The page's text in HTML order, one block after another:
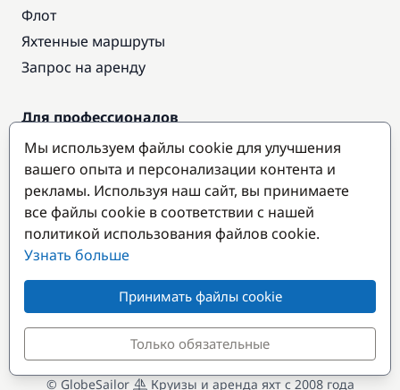
Флот
Яхтенные маршруты
Запрос на аренду
Для профессионалов
Доступ про
Стать партнером
Популярные направления
© GlobeSailor Круизы и аренда яхт с 2008 года
Мы используем файлы cookie для улучшения
вашего опыта и персонализации контента и
рекламы. Используя наш сайт, вы принимаете
все файлы cookie в соответствии с нашей
политикой использования файлов cookie.
Узнать больше
Принимать файлы cookie
Только обязательные